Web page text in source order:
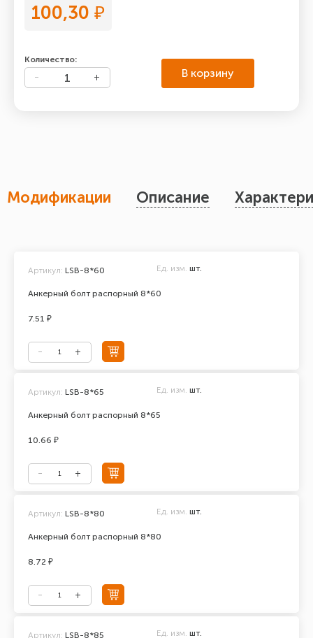
100,30 ₽
Количество:
В корзину
Модификации Описание
Анкерный болт распорный 8*60
Артикул: LSB-8*60 Ед. изм. шт.
7.51 ₽
Анкерный болт распорный 8*65
Артикул: LSB-8*65 Ед. изм. шт.
10.66 ₽
Анкерный болт распорный 8*80
Артикул: LSB-8*80 Ед. изм. шт.
8.72 ₽
Артикул: LSB-8*85 Ед. изм. шт.